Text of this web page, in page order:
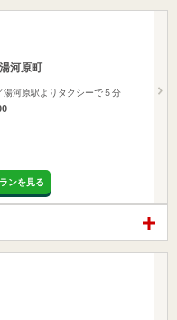
河原町
湯河原駅よりタクシーで５分
ンを見る